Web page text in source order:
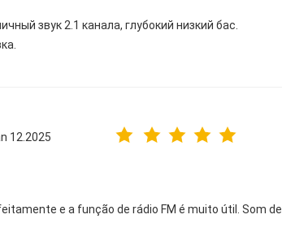
звук 2.1 канала, глубокий низкий бас.
12.2025
e a função de rádio FM é muito útil. Som de